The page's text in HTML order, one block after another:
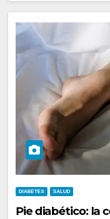
DIABETES SALUD
Pie diabético: la